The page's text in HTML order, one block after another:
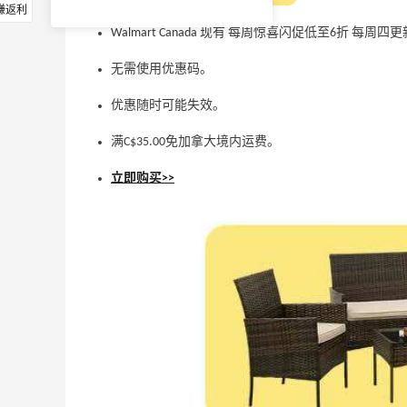
Walmart Canada 现有 每周惊喜闪促低至6折 每周四更
无需使用优惠码。
优惠随时可能失效。
满C$35.00免加拿大境内运费。
立即购买>>
返利